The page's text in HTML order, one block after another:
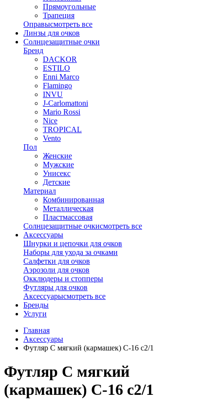
Прямоугольные
Трапеция
Оправысмотреть все
Линзы для очков
Солнцезащитные очки
Бренд
DACKOR
ESTILO
Enni Marco
Flamingo
INVU
J-Carlomattoni
Mario Rossi
Nice
TROPICAL
Vento
Пол
Женские
Мужские
Унисекс
Детские
Материал
Комбинированная
Металлическая
Пластмассовая
Солнцезащитные очкисмотреть все
Аксессуары
Шнурки и цепочки для очков
Наборы для ухода за очками
Салфетки для очков
Аэрозоли для очков
Окклюдеры и стопперы
Футляры для очков
Аксессуарысмотреть все
Бренды
Услуги
Главная
Аксессуары
Футляр C мягкий (кармашек) С-16 с2/1
Футляр C мягкий
(кармашек) С-16 с2/1